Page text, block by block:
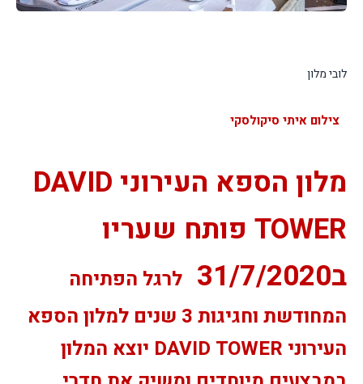
לובי מלון
צילום איתי סיקולסקי
מלון הספא העירוני DAVID
TOWER פותח שעריו
ב31/7/2020
לרגל הפתיחה
המחודשת וחגיגות 3 שנים למלון הספא
העירוני DAVID TOWER יוצא המלון